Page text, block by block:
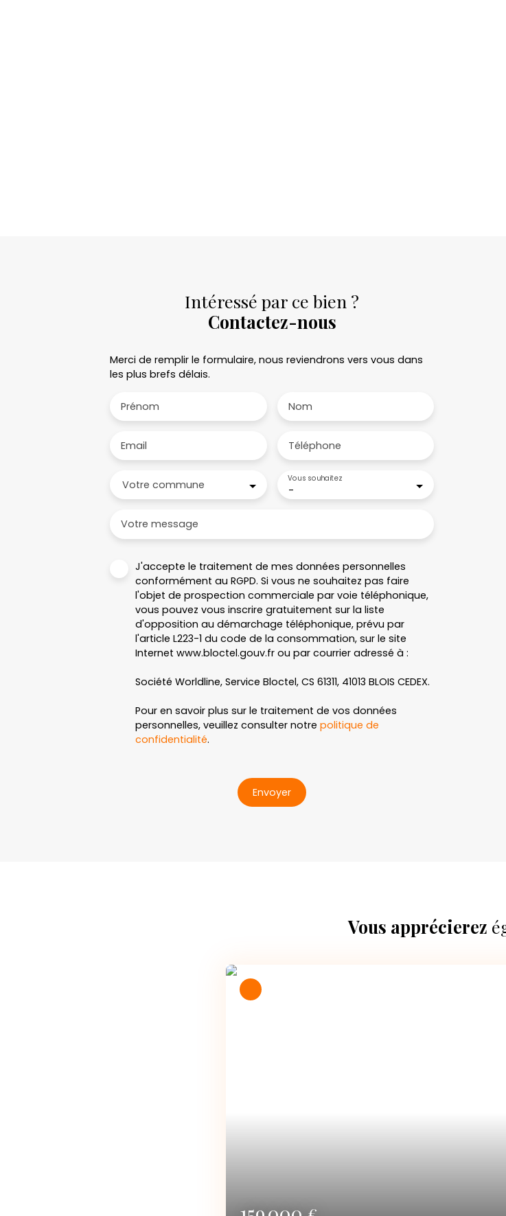
Intéressé par ce bien ?
Contactez-nous
Merci de remplir le formulaire, nous reviendrons vers vous dans
les plus brefs délais.
Prénom Nom
Email Téléphone
Votre commune -
Vous souhaitez
Votre message
J'accepte le traitement de mes données personnelles
conformément au RGPD. Si vous ne souhaitez pas faire
l'objet de prospection commerciale par voie téléphonique,
vous pouvez vous inscrire gratuitement sur la liste
d'opposition au démarchage téléphonique, prévu par
l'article L223-1 du code de la consommation, sur le site
Internet www.bloctel.gouv.fr ou par courrier adressé à :
Société Worldline, Service Bloctel, CS 61311, 41013 BLOIS CEDEX.
Pour en savoir plus sur le traitement de vos données
personnelles, veuillez consulter notre politique de
confidentialité.
Envoyer
Vous apprécierez